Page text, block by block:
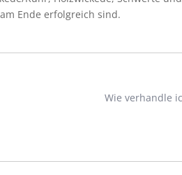
Ende erfolgreich sind.
Wie verhandle